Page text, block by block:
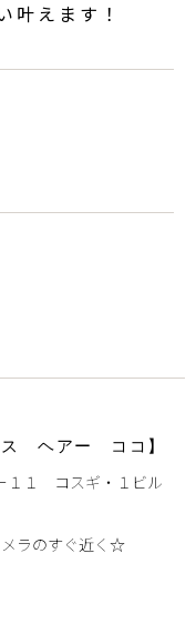
叶えます！
ス ヘアー ココ】
１１ コスギ・１ビル
メラのすぐ近く☆